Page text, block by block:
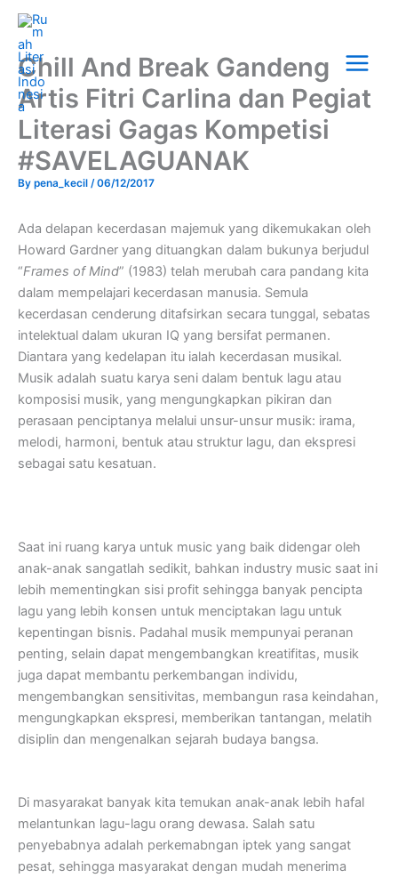
Skip
content
Menu
Chill And Break Gandeng
Artis Fitri Carlina dan Pegiat
Literasi Gagas Kompetisi
#SAVELAGUANAK
By pena_kecil /06/12/2017
Ada delapan kecerdasan majemuk yang dikemukakan oleh
Howard Gardner yang dituangkan dalam bukunya berjudul
“Frames of Mind” (1983) telah merubah cara pandang kita
dalam mempelajari kecerdasan manusia. Semula
kecerdasan cenderung ditafsirkan secara tunggal, sebatas
intelektual dalam ukuran IQ yang bersifat permanen.
Diantara yang kedelapan itu ialah kecerdasan musikal.
Musik adalah suatu karya seni dalam bentuk lagu atau
komposisi musik, yang mengungkapkan pikiran dan
perasaan penciptanya melalui unsur-unsur musik: irama,
melodi, harmoni, bentuk atau struktur lagu, dan ekspresi
sebagai satu kesatuan.
Saat ini ruang karya untuk music yang baik didengar oleh
anak-anak sangatlah sedikit, bahkan industry music saat ini
lebih mementingkan sisi profit sehingga banyak pencipta
lagu yang lebih konsen untuk menciptakan lagu untuk
kepentingan bisnis. Padahal musik mempunyai peranan
penting, selain dapat mengembangkan kreatifitas, musik
juga dapat membantu perkembangan individu,
mengembangkan sensitivitas, membangun rasa keindahan,
mengungkapkan ekspresi, memberikan tantangan, melatih
disiplin dan mengenalkan sejarah budaya bangsa.
Di masyarakat banyak kita temukan anak-anak lebih hafal
melantunkan lagu-lagu orang dewasa. Salah satu
penyebabnya adalah perkemabngan iptek yang sangat
pesat, sehingga masyarakat dengan mudah menerima